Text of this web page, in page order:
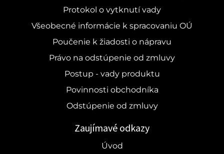
Protokol o vytknutí vady
Všeobecné informácie k spracovaniu OÚ
Poučenie k žiadosti o nápravu
Právo na odstúpenie od zmluvy
Postup - vady produktu
Povinnosti obchodníka
Odstúpenie od zmluvy
Zaujímavé odkazy
Úvod